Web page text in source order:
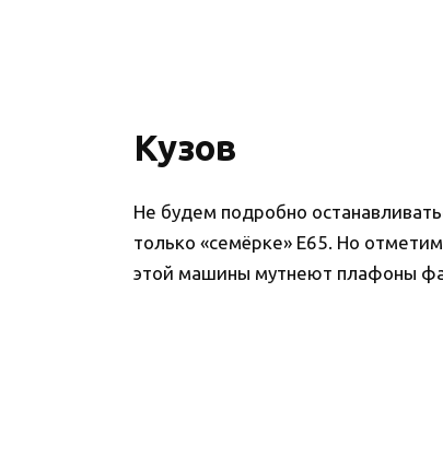
Кузов
Не будем подробно
только «семёрке» Е65. Но
этой машины мутнеют плафоны